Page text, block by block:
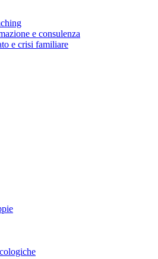
e consulenza
e crisi familiare